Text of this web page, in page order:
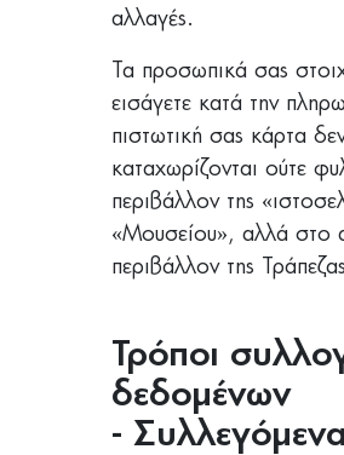
αλλαγές.
Τα προσωπικά σας
εισάγετε κατά την
πιστωτική σας κάρτα
καταχωρίζονται ούτε
περιβάλλον της
«Μουσείου», αλλά στο
περιβάλλον της
Τρόποι
δεδομένων
- Συλλεγόμενα